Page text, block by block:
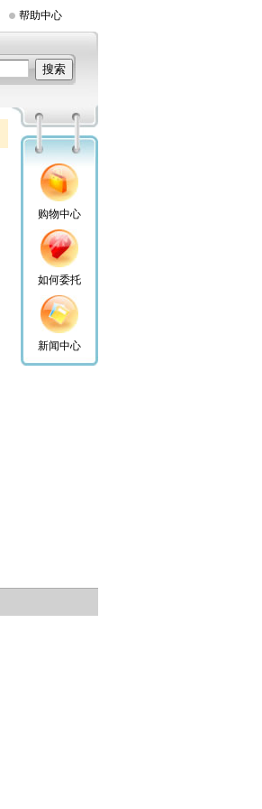
帮助中心
购物中心
如何委托
新闻中心